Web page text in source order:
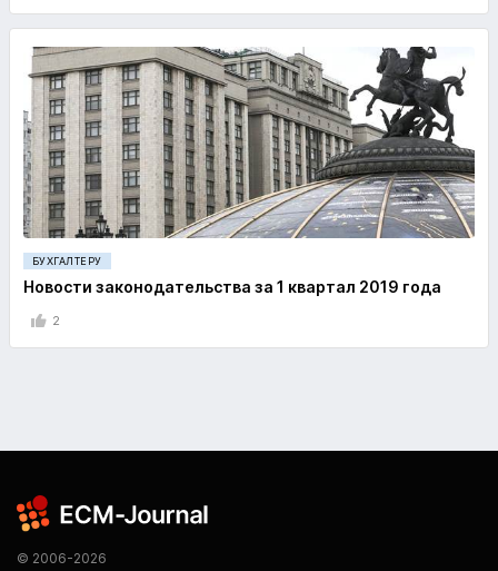
БУХГАЛТЕРУ
Новости законодательства за 1 квартал 2019 года
2
© 2006-2026